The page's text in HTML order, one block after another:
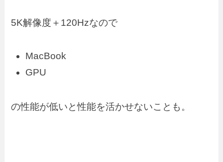
5K解像度＋120Hzなので
MacBook
GPU
の性能が低いと性能を活かせないことも。